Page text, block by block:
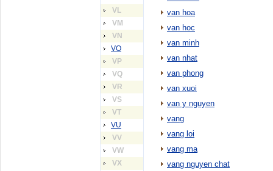
VL
VM
VN
VO
VP
VQ
VR
VS
VT
VU
VV
VW
VX
van hoa
van hoc
van minh
van nhat
van phong
van xuoi
van y nguyen
vang
vang loi
vang ma
vang nguyen chat